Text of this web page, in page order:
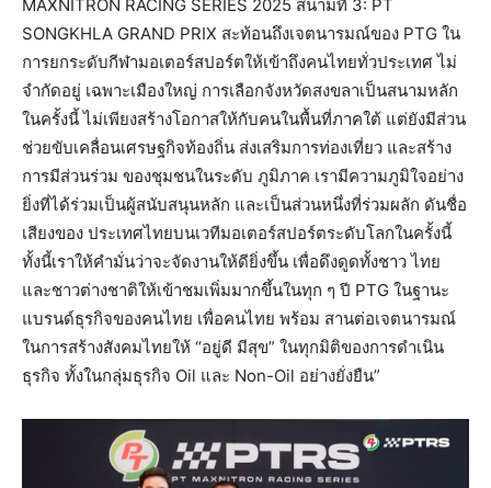
MAXNITRON RACING SERIES 2025 สนามที่ 3: PT
SONGKHLA GRAND PRIX สะท้อนถึงเจตนารมณ์ของ PTG ใน
การยกระดับกีฬามอเตอร์สปอร์ตให้เข้าถึงคนไทยทั่วประเทศ ไม่
จำกัดอยู่ เฉพาะเมืองใหญ่ การเลือกจังหวัดสงขลาเป็นสนามหลัก
ในครั้งนี้ ไม่เพียงสร้างโอกาสให้กับคนในพื้นที่ภาคใต้ แต่ยังมีส่วน
ช่วยขับเคลื่อนเศรษฐกิจท้องถิ่น ส่งเสริมการท่องเที่ยว และสร้าง
การมีส่วนร่วม ของชุมชนในระดับ ภูมิภาค เรามีความภูมิใจอย่าง
ยิ่งที่ได้ร่วมเป็นผู้สนับสนุนหลัก และเป็นส่วนหนึ่งที่ร่วมผลัก ดันชื่อ
เสียงของ ประเทศไทยบนเวทีมอเตอร์สปอร์ตระดับโลกในครั้งนี้
ทั้งนี้เราให้คำมั่นว่าจะจัดงานให้ดียิ่งขึ้น เพื่อดึงดูดทั้งชาว ไทย
และชาวต่างชาติให้เข้าชมเพิ่มมากขึ้นในทุก ๆ ปี PTG ในฐานะ
แบรนด์ธุรกิจของคนไทย เพื่อคนไทย พร้อม สานต่อเจตนารมณ์
ในการสร้างสังคมไทยให้ “อยู่ดี มีสุข” ในทุกมิติของการดำเนิน
ธุรกิจ ทั้งในกลุ่มธุรกิจ Oil และ Non-Oil อย่างยั่งยืน”